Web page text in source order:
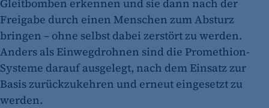
Gleitbomben erkennen und sie dann nach der
Freigabe durch einen Menschen zum Absturz
bringen – ohne selbst dabei zerstört zu werden.
Anders als Einwegdrohnen sind die Promethion-
Systeme darauf ausgelegt, nach dem Einsatz zur
Basis zurückzukehren und erneut eingesetzt zu
werden.